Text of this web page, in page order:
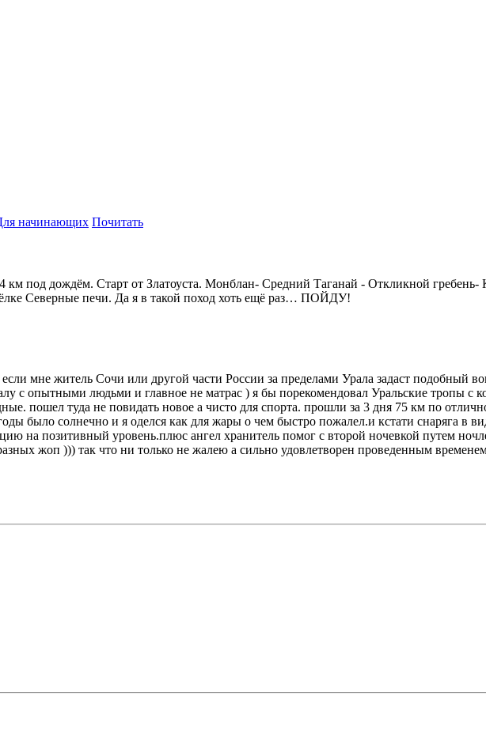
начинающих Почитать
км под дождём. Старт от Златоуста. Монблан- Средний Таганай - Откликной
Северные печи. Да я в такой поход хоть ещё раз… ПОЙДУ!
мне житель Сочи или другой части России за пределами Урала задаст подобный
с опытными людьми и главное не матрас ) я бы порекомендовал Уральские тропы с
пошел туда не повидать новое а чисто для спорта. прошли за 3 дня 75 км по
было солнечно и я оделся как для жары о чем быстро пожалел.и кстати снаряга в
на позитивный уровень.плюс ангел хранитель помог с второй ночевкой путем
жоп ))) так что ни только не жалею а сильно удовлетворен проведенным